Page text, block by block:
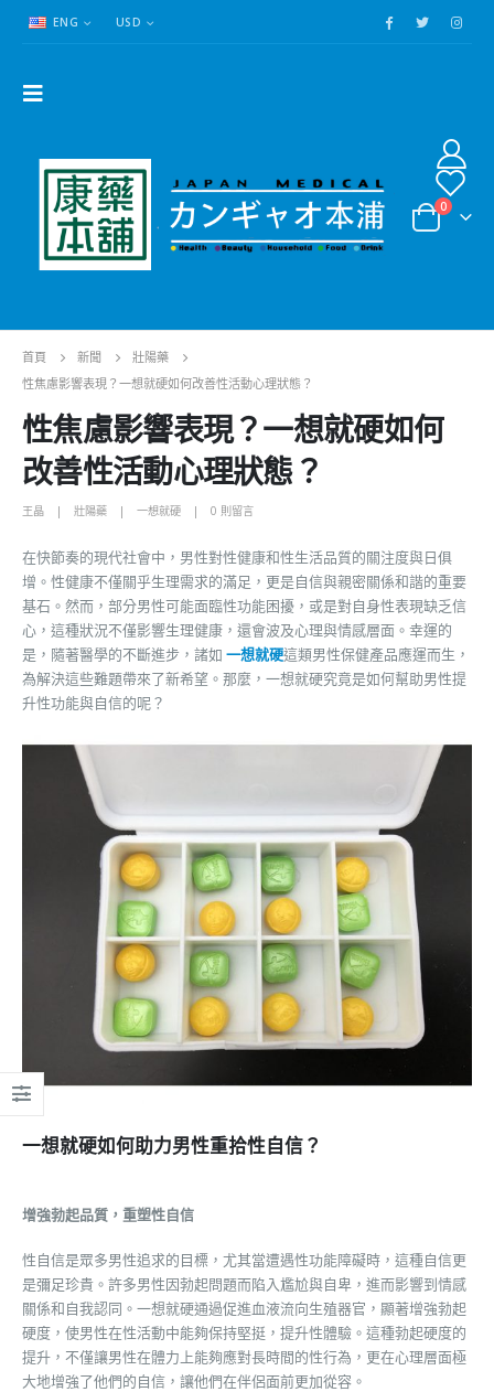
ENG USD
0
首頁 新聞
壯陽藥
性焦慮影響表現？一想就硬如何改善性活動心理狀態？
性焦慮影響表現？一想就硬如何
改善性活動心理狀態？
王晶 壯陽藥 一想就硬 0 則留言
在快節奏的現代社會中，男性對性健康和性生活品質的關注度與日俱
增。性健康不僅關乎生理需求的滿足，更是自信與親密關係和諧的重要
基石。然而，部分男性可能面臨性功能困擾，或是對自身性表現缺乏信
心，這種狀況不僅影響生理健康，還會波及心理與情感層面。幸運的
是，隨著醫學的不斷進步，諸如 一想就硬這類男性保健產品應運而生，
為解決這些難題帶來了新希望。那麼，一想就硬究竟是如何幫助男性提
升性功能與自信的呢？
一想就硬如何助力男性重拾性自信？
增強勃起品質，重塑性自信
性自信是眾多男性追求的目標，尤其當遭遇性功能障礙時，這種自信更
是彌足珍貴。許多男性因勃起問題而陷入尷尬與自卑，進而影響到情感
關係和自我認同。一想就硬通過促進血液流向生殖器官，顯著增強勃起
硬度，使男性在性活動中能夠保持堅挺，提升性體驗。這種勃起硬度的
提升，不僅讓男性在體力上能夠應對長時間的性行為，更在心理層面極
大地增強了他們的自信，讓他們在伴侶面前更加從容。